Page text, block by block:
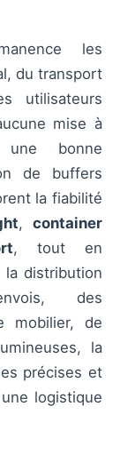
les
du transport
utilisateurs
mise à
bonne
de buffers
la fiabilité
,container
, tout en
distribution
des
mobilier, de
la
précises et
logistique